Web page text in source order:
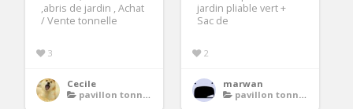
jardin pliable vert +
Sac de
2
marwan
pavillon tonnelle
,abris de jardin , Achat
/ Vente tonnelle
3
Cecile
pavillon tonnelle